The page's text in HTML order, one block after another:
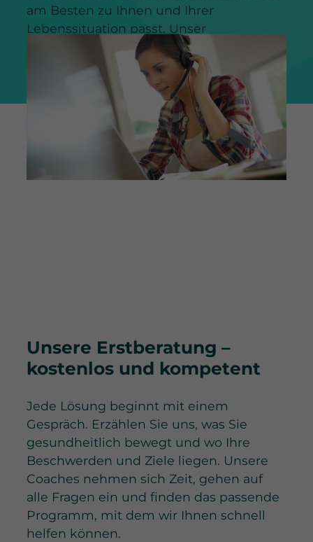
am Besten zu Ihnen und Ihrer
Lebenssituation passt. Unser
Health-Check-Up
beste Einstieg, um Ihre persönliche
Lebenssituation zu überprüfen.
Erfahren Sie in unserem Video, was
Coaching bei widecare bedeutet.
Unsere Erstberatung –
kostenlos und kompetent
Jede Lösung beginnt mit einem
Gespräch. Erzählen Sie uns, was Sie
gesundheitlich bewegt und wo Ihre
Beschwerden und Ziele liegen. Unsere
Coaches nehmen sich Zeit, gehen auf
alle Fragen ein und finden das passende
Programm, mit dem wir Ihnen schnell
helfen können.